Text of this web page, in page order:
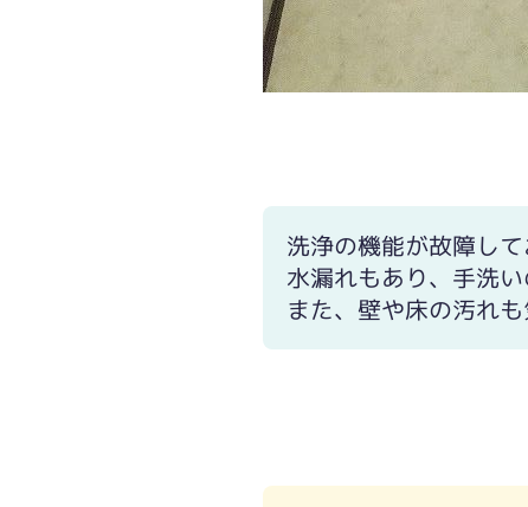
洗浄の機能が故障し
水漏れもあり、手洗
また、壁や床の汚れ